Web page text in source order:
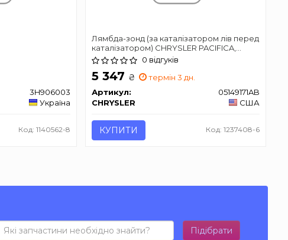
3H906003
Україна
Код: 1140562-8
Лямбда-зонд (за каталізатором лів перед
каталізатором) CHRYSLER PACIFICA,
TOWN & COUNTRY, VOYAGER V DODGE
DURANGO JEEP COMPASS, GLADIATOR,
GLADIATOR, GRAND CHEROKEE 2.0-6.4
0 відгуків
5 347 ₴
термін 3 дн.
Артикул:
05149171AB
CHRYSLER
США
КУПИТИ Код: 1237408-6
Підібрати